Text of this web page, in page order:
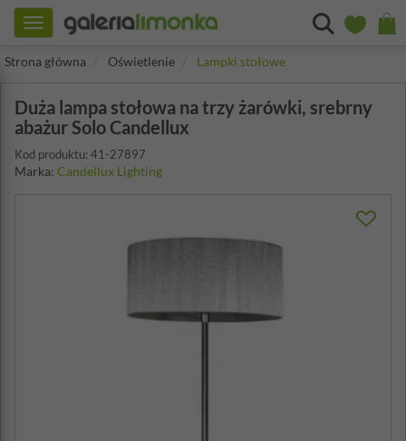
Toggle
navigation
Strona główna
Oświetlenie Lampki stołowe
Duża lampa stołowa na trzy żarówki, srebrny
abażur Solo Candellux
Kod produktu: 41-27897
Marka: Candellux Lighting